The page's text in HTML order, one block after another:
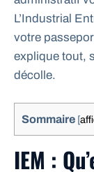
L’Industrial
votre
explique tout,
décolle.
Sommaire [
IEM :